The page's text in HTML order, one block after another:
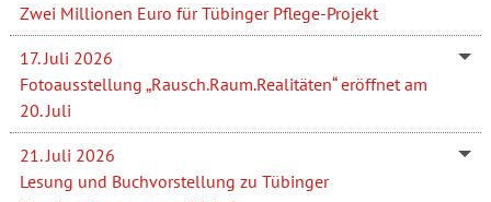
Zwei Millionen Euro für Tübinger Pflege-Projekt
17. Juli 2026
Fotoausstellung „Rausch.Raum.Realitäten“ eröffnet am
20. Juli
21. Juli 2026
Lesung und Buchvorstellung zu Tübinger